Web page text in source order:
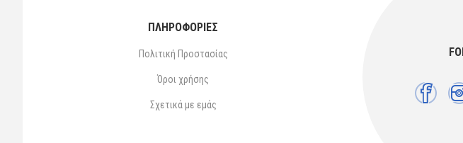
ΠΛΗΡΟΦΟΡΙΕΣ
Πολιτική Προστασίας
Όροι χρήσης
Σχετικά με εμάς